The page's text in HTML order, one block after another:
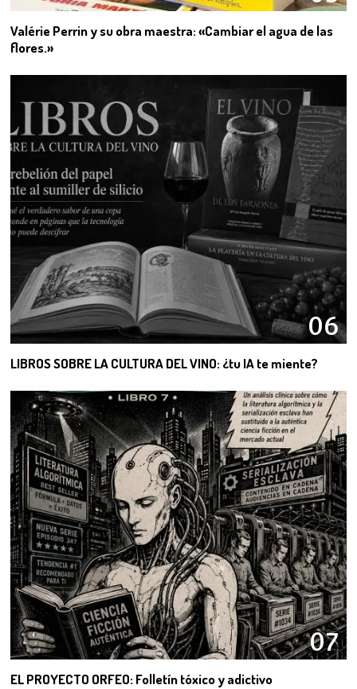
Valérie Perrin y su obra maestra: «Cambiar el agua de las
flores.»
06
LIBROS SOBRE LA CULTURA DEL VINO: ¿tu IA te miente?
07
EL PROYECTO ORFEO: Folletín tóxico y adictivo